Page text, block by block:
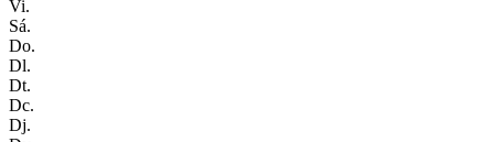
Vi.
Sá.
Do.
Dl.
Dt.
Dc.
Dj.